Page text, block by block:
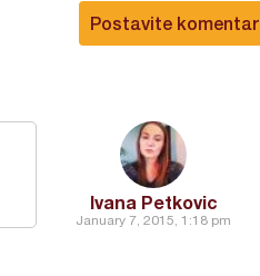
Postavite komentar
Ivana Petkovic
January 7, 2015, 1:18 pm